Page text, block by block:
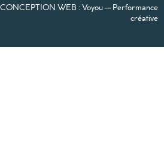
CONCEPTION WEB : Voyou — Performance
créative